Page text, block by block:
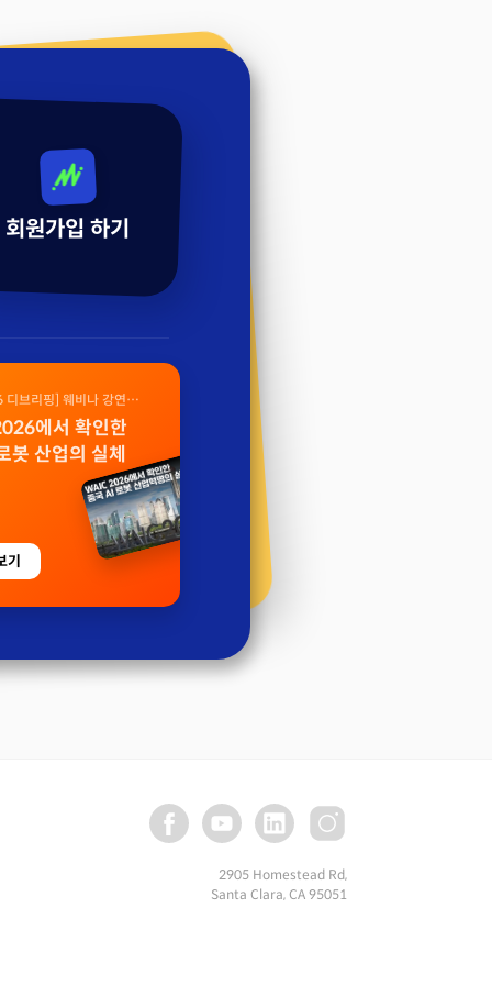
회원가입 하기
브리핑] 웨비나 강연
에서 확인한
봇 산업의 실체
기
2905 Homestead Rd,
Santa Clara, CA 95051